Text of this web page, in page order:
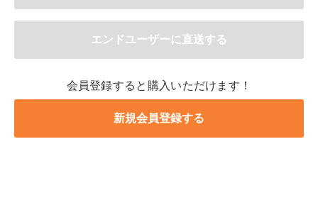
会員登録すると購入いただけます！